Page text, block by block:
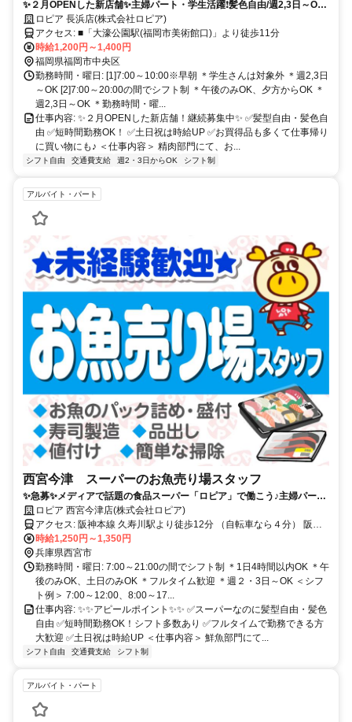
✨２月OPENした新店舗✨主婦パート・学生活躍❗︎髪色自由/週2,3日～OK/
短時間OK
ロピア 長浜店(株式会社ロピア)
アクセス: ■「大濠公園駅(福岡市美術館口)」より徒歩11分
時給1,200円～1,400円
福岡県福岡市中央区
勤務時間・曜日: [1]7:00～10:00※早朝 ＊学生さんは対象外 ＊週2,3日
～OK [2]7:00～20:00の間でシフト制 ＊午後のみOK、夕方からOK ＊
週2,3日～OK ＊勤務時間・曜...
仕事内容: ✨２月OPENした新店舗！継続募集中✨ ✅️髪型自由・髪色自
由 ✅️短時間勤務OK！ ✅️土日祝は時給UP ✅️お買得品も多くて仕事帰り
に買い物にも♪ ＜仕事内容＞ 精肉部門にて、お...
シフト自由 交通費支給 週2・3日からOK シフト制
アルバイト・パート
西宮今津 スーパーのお魚売り場スタッフ
✨急募✨メディアで話題の食品スーパー「ロピア」で働こう♪主婦パー
ト・学生活躍中！髪型自由！未経験者歓迎！
ロピア 西宮今津店(株式会社ロピア)
アクセス: 阪神本線 久寿川駅より徒歩12分 （自転車なら４分） 阪急
今津線 今津駅 徒歩12分 阪神本線 今津駅 徒歩14分 阪神本線 甲子園駅
時給1,250円～1,350円
兵庫県西宮市
勤務時間・曜日: 7:00～21:00の間でシフト制 ＊1日4時間以内OK ＊午
後のみOK、土日のみOK ＊フルタイム歓迎 ＊週２・3日～OK ＜シフ
ト例＞ 7:00～12:00、8:00～17...
仕事内容: ✨✨アピールポイント✨✨ ✅️スーパーなのに髪型自由・髪色
自由 ✅️短時間勤務OK！シフト多数あり ✅️フルタイムで勤務できる方
大歓迎 ✅️土日祝は時給UP ＜仕事内容＞ 鮮魚部門にて...
シフト自由 交通費支給 シフト制
アルバイト・パート